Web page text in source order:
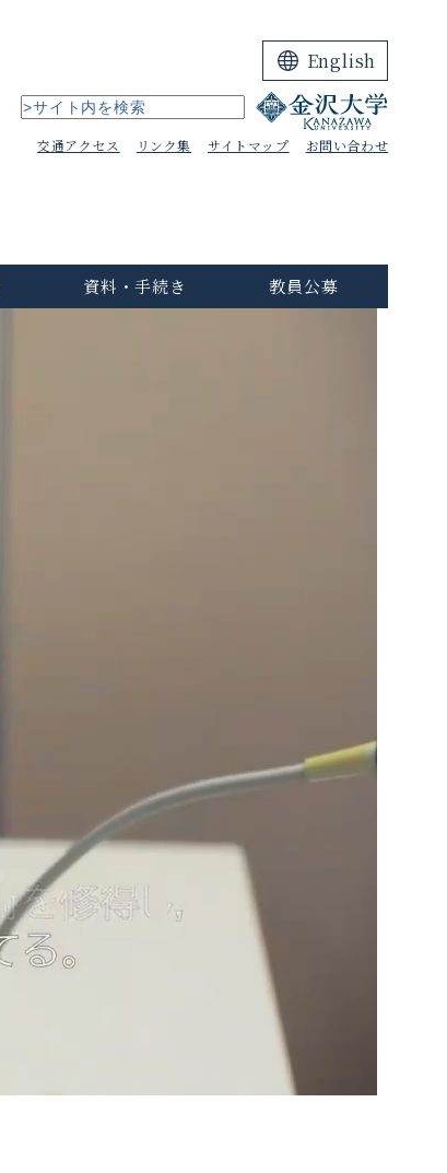
English
交通アクセス リンク集 サイトマップ お問い合わせ
資料・手続き 教員公募